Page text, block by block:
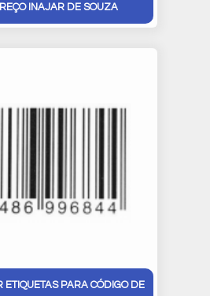
INAJAR DE SOUZA
ETIQUETAS PARA CÓDIGO DE